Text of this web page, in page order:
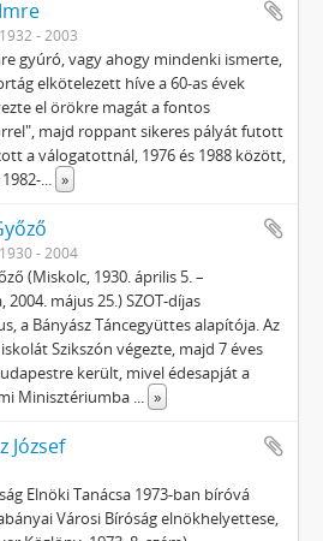
1932 - 2003
gyúró, vagy ahogy mindenki ismerte,
elkötelezett híve a 60-as évek
el örökre magát a fontos
majd roppant sikeres pályát futott
a válogatottnál, 1976 és 1988 között,
... »
1930 - 2004
(Miskolc, 1930. április 5. –
2004. május 25.) SZOT-díjas
a Bányász Táncegyüttes alapítója. Az
Szikszón végezte, majd 7 éves
került, mivel édesapját a
Minisztériumba ... »
József
Elnöki Tanácsa 1973-ban bíróvá
Városi Bíróság elnökhelyettese,